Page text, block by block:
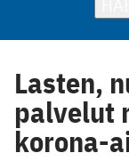
Lasten,
palvelut
korona-